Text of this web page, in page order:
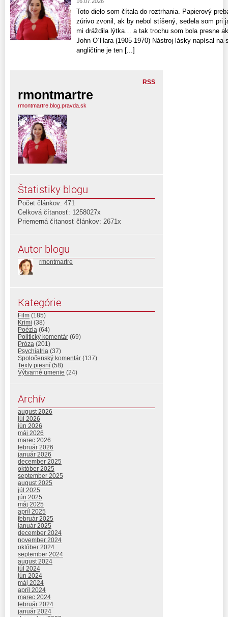
16.07.2026
Toto dielo som čítala do roztrhania. Papierový
zúrivo zvonil, ak by nebol stíšený, sedela som pri
mi dráždila lýtka… a tak trochu som bola presne
John O´Hara (1905-1970) Nástroj lásky napísal
angličtine je ten [...]
RSS
rmontmartre
rmontmartre.blog.pravda.sk
Štatistiky blogu
Počet článkov: 471
Celková čítanosť: 1258027x
Priemerná čítanosť článkov: 2671x
Autor blogu
rmontmartre
Kategórie
Film (185)
Krimi (38)
Poézia (64)
Politický komentár (69)
Próza (201)
Psychiatria (37)
Spoločenský komentár (137)
Texty piesní (58)
Výtvarné umenie (24)
Archív
august 2026
júl 2026
jún 2026
máj 2026
marec 2026
február 2026
január 2026
december 2025
október 2025
september 2025
august 2025
júl 2025
jún 2025
máj 2025
apríl 2025
február 2025
január 2025
december 2024
november 2024
október 2024
september 2024
august 2024
júl 2024
jún 2024
máj 2024
apríl 2024
marec 2024
február 2024
január 2024